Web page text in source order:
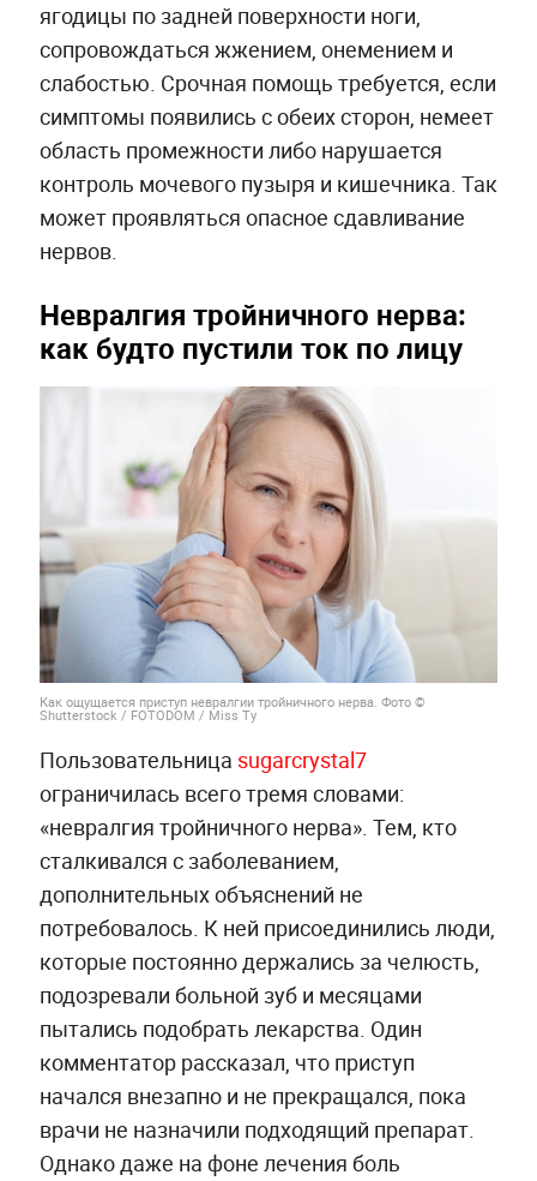
ягодицы по задней поверхности ноги,
сопровождаться жжением, онемением и
слабостью. Срочная помощь требуется, если
симптомы появились с обеих сторон, немеет
область промежности либо нарушается
контроль мочевого пузыря и кишечника. Так
может проявляться опасное сдавливание
нервов.
Невралгия тройничного нерва:
как будто пустили ток по лицу
Как ощущается приступ невралгии тройничного нерва. Фото ©
Shutterstock / FOTODOM / Miss Ty
Пользовательница sugarcrystal7
ограничилась всего тремя словами:
«невралгия тройничного нерва». Тем, кто
сталкивался с заболеванием,
дополнительных объяснений не
потребовалось. К ней присоединились люди,
которые постоянно держались за челюсть,
подозревали больной зуб и месяцами
пытались подобрать лекарства. Один
комментатор рассказал, что приступ
начался внезапно и не прекращался, пока
врачи не назначили подходящий препарат.
Однако даже на фоне лечения боль